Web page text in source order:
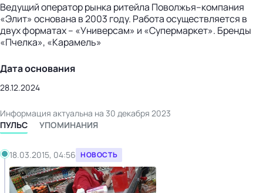
Ведущий оператор рынка ритейла Поволжья–компания
«Элит» основана в 2003 году. Работа осуществляется в
двух форматах – «Универсам» и «Супермаркет». Бренды
«Пчелка», «Карамель»
Дата основания
28.12.2024
Информация актуальна на 30 декабря 2023
ПУЛЬС
УПОМИНАНИЯ
18.03.2015, 04:56 НОВОСТЬ